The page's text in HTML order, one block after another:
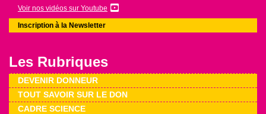
Voir nos vidéos sur Youtube
Inscription à la Newsletter
Les Rubriques
DEVENIR DONNEUR
TOUT SAVOIR SUR LE DON
CADRE SCIENCE